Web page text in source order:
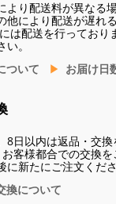
より配送料が異なる
他により配送が遅れ
は配送を行っており
。
ついて
お届け日
8日以内は返品・交
客様都合での交換を
に新たにご注文くださ
換について